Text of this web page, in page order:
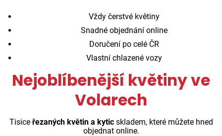
Vždy čerstvé květiny
Snadné objednání online
Doručení po celé ČR
Vlastní chlazené vozy
Nejoblíbenější květiny ve
Volarech
Tisice řezaných květin a kyticskladem, které můžete hned
objednat online.